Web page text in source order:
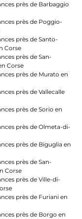
près de Barbaggio
près de Poggio-
près de Santo-
Corse
près de San-
Corse
près de Murato en
près de Vallecalle
près de Sorio en
près de Olmeta-di-
près de Biguglia en
près de San-
Corse
près de Ville-di-
près de Furiani en
près de Borgo en